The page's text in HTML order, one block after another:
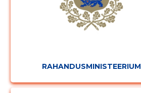
RAHANDUSMINISTEERIUM